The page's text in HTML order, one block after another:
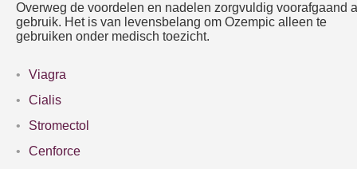
Overweg de voordelen en nadelen zorgvuldig voorafgaand
gebruik. Het is van levensbelang om Ozempic alleen te
gebruiken onder medisch toezicht.
Viagra
Cialis
Stromectol
Cenforce